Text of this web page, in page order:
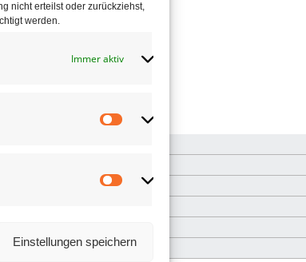
nicht erteilst oder zurückziehst,
werden.
Immer aktiv
Statistiken
Marketing
Einstellungen speichern
speichern.